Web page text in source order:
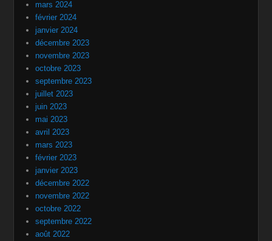
mars 2024
février 2024
janvier 2024
décembre 2023
novembre 2023
octobre 2023
septembre 2023
juillet 2023
juin 2023
mai 2023
avril 2023
mars 2023
février 2023
janvier 2023
décembre 2022
novembre 2022
octobre 2022
septembre 2022
août 2022